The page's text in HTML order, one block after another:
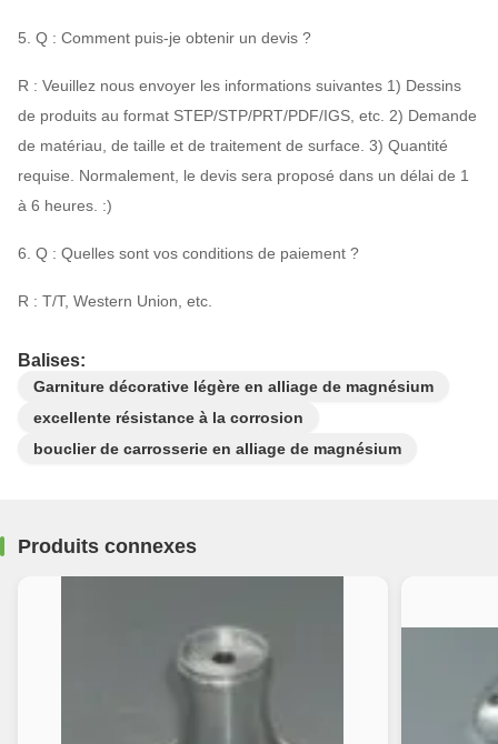
5. Q : Comment puis-je obtenir un devis ?
R : Veuillez nous envoyer les informations suivantes 1) Dessins
de produits au format STEP/STP/PRT/PDF/IGS, etc. 2) Demande
de matériau, de taille et de traitement de surface. 3) Quantité
requise. Normalement, le devis sera proposé dans un délai de 1
à 6 heures. :)
6. Q : Quelles sont vos conditions de paiement ?
R : T/T, Western Union, etc.
Balises:
Garniture décorative légère en alliage de magnésium
excellente résistance à la corrosion
bouclier de carrosserie en alliage de magnésium
Produits connexes